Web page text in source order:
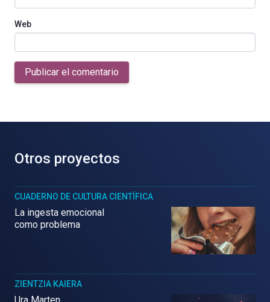
Web
Publicar el comentario
Otros proyectos
CUADERNO DE CULTURA CIENTÍFICA
La ingesta emocional
como problema
ZIENTZIA KAIERA
Ura Marten